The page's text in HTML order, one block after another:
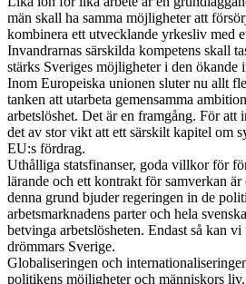
män skall ha samma möjligheter att
kombinera ett utvecklande yrkesliv med
Invandrarnas särskilda kompetens skall
stärks Sveriges möjligheter i den ökande
Inom Europeiska unionen sluter nu allt
tanken att utarbeta gemensamma
arbetslöshet. Det är en framgång. För att
det av stor vikt att ett särskilt kapitel om
EU:s fördrag.
Uthålliga statsfinanser, goda villkor för
lärande och ett kontrakt för samverkan är
denna grund bjuder regeringen in de
arbetsmarknadens parter och hela
betvinga arbetslösheten. Endast så kan
drömmars Sverige.
Globaliseringen och
politikens möjligheter och människors